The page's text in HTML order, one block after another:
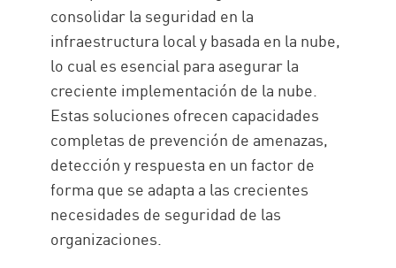
consolidar la seguridad en la
infraestructura local y basada en la nube,
lo cual es esencial para asegurar la
creciente implementación de la nube.
Estas soluciones ofrecen capacidades
completas de prevención de amenazas,
detección y respuesta en un factor de
forma que se adapta a las crecientes
necesidades de seguridad de las
organizaciones.